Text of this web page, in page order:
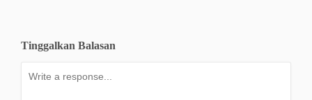
Tinggalkan Balasan